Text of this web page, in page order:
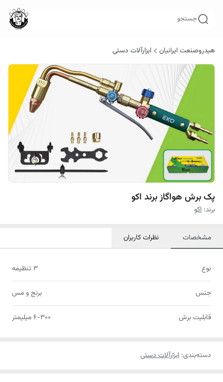
جستجو
هیدروصنعت ایرانیان ابزارآلات دستی
پک برش هواگاز برند اکو
برند: اکو
مشخصات نظرات کاربران
نوع 3 تنظیمه
جنس برنج و مس
قابلیت برش 6-300 میلیمتر
دسته‌بندی: ابزارآلات دستی